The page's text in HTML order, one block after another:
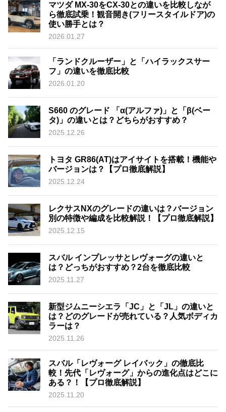
マツダ MX-30をCX-30との違いを比較しなが
ら徹底試乗！観音開き(フリースタイルドア)の
使い勝手とは？
2026.01.27
「ランドクルーザー」と「ハイラックスサー
フ」の違いを徹底比較
2026.01.20
S660 のグレード 「α(アルファ)」と「β(ベー
タ)」の違いとは？どちらがおすすめ？
2025.12.26
トヨタ GR86(AT)はアイサイトを搭載！機能や
バージョンは？【プロ徹底解説】
2025.12.24
レクサスNXのグレードの違いは？バージョン
別の特徴や編成を比較解説！【プロ徹底解説】
2025.12.15
スバル インプレッサとレヴォーグの違いと
は？どっちがおすすめ？2台を徹底比較
2025.11.27
新型ジムニーシエラ「JC」と「JL」の違いと
は？どのグレードが売れている？人気ボディカ
ラーは？
2025.11.26
スバル「レヴォーグ レイバック」の徹底比
較！先代「レヴォーグ」からの進化点はどこに
ある？！【プロ徹底解説】
2025.11.20